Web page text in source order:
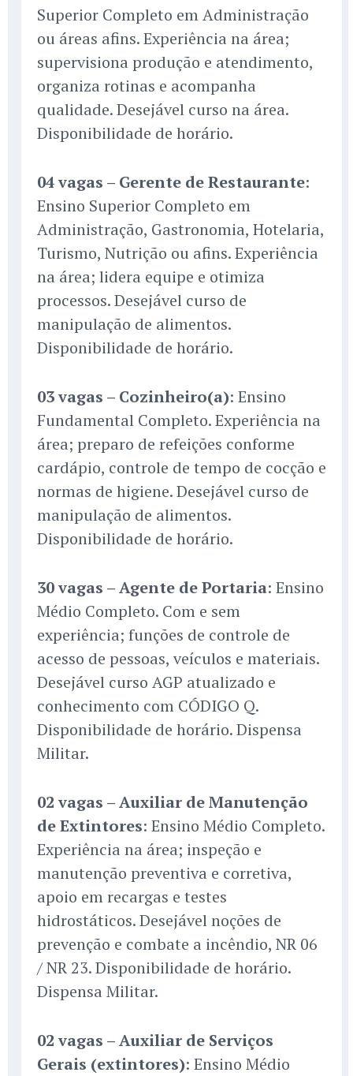
Superior Completo em Administração
ou áreas afins. Experiência na área;
supervisiona produção e atendimento,
organiza rotinas e acompanha
qualidade. Desejável curso na área.
Disponibilidade de horário.
04 vagas – Gerente de Restaurante:
Ensino Superior Completo em
Administração, Gastronomia, Hotelaria,
Turismo, Nutrição ou afins. Experiência
na área; lidera equipe e otimiza
processos. Desejável curso de
manipulação de alimentos.
Disponibilidade de horário.
03 vagas – Cozinheiro(a): Ensino
Fundamental Completo. Experiência na
área; preparo de refeições conforme
cardápio, controle de tempo de cocção e
normas de higiene. Desejável curso de
manipulação de alimentos.
Disponibilidade de horário.
30 vagas – Agente de Portaria: Ensino
Médio Completo. Com e sem
experiência; funções de controle de
acesso de pessoas, veículos e materiais.
Desejável curso AGP atualizado e
conhecimento com CÓDIGO Q.
Disponibilidade de horário. Dispensa
Militar.
02 vagas – Auxiliar de Manutenção
de Extintores: Ensino Médio Completo.
Experiência na área; inspeção e
manutenção preventiva e corretiva,
apoio em recargas e testes
hidrostáticos. Desejável noções de
prevenção e combate a incêndio, NR 06
/ NR 23. Disponibilidade de horário.
Dispensa Militar.
02 vagas – Auxiliar de Serviços
Gerais (extintores): Ensino Médio